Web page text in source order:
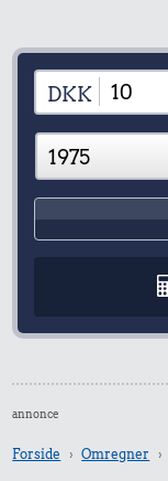
DKK
annonce
Forside Omregner